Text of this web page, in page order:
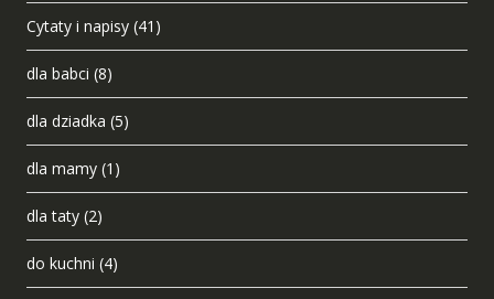
Cytaty i napisy (41)
dla babci (8)
dla dziadka (5)
dla mamy (1)
dla taty (2)
do kuchni (4)